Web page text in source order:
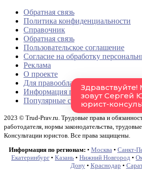
Обратная связь
Политика конфиденциальности
Справочник
Обратная связь
Пользовательское соглашение
Согласие на обработку
Реклама
О проекте
Для правообладателей
Информация по регионам
Популярные страницы
2023 © Trud-Prav.ru. Трудовые права и
работодателя, нормы законодательства,
Консультации юристов. Все права защищены.
Информация по регионам: • Москва• Санкт-
Екатеринбург • Казань • Нижний Новгород •
Дону• Краснодар •